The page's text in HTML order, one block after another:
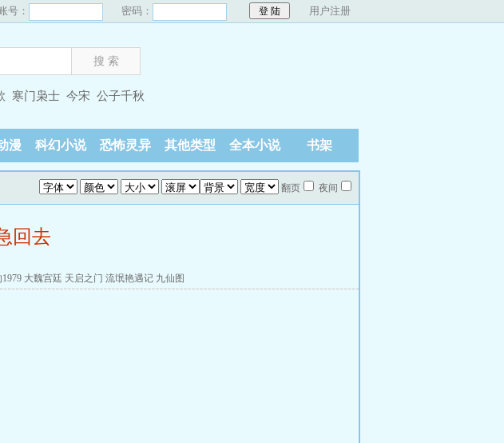
号： 密码： 用户注册
寒门枭士 今宋 公子千秋
漫 科幻小说 恐怖灵异 其他类型 全本小说 书架
翻页 夜间
回去
大魏宫廷 天启之门 流氓艳遇记 九仙图